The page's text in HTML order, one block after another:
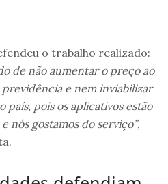
o trabalho realizado:
de não aumentar o preço ao
e nem inviabilizar
país, pois os aplicativos estão
nós gostamos do serviço”,